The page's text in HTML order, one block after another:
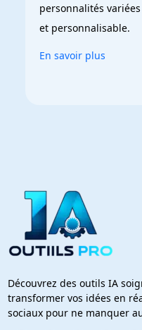
personnalités
et personnalisable.
En savoir plus
Découvrez des outils IA
transformer vos idées en
sociaux pour ne manquer